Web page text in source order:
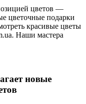
цветов —
цветочные подарки
красивые цветы
Наши мастера
новые